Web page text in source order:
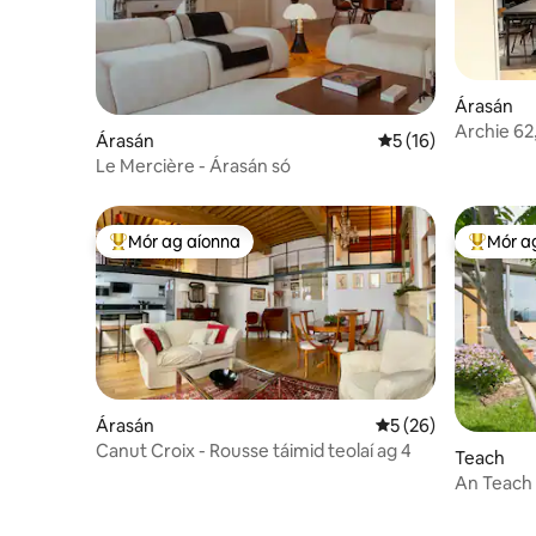
Árasán Meánrátáil 5 as 5,
5 (16)
Le Mercière - Árasán só
Árasán
Archie
An-mhór ag aíonna
Mór ag aíonna
Árasán Meánrátáil 5 as 5,
5 (26)
Canut Croix - Rousse táimid teolaí ag 4
An-Mór
Teach
An Teach